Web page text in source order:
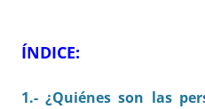
ÍNDICE:
1.- ¿Quiénes son las